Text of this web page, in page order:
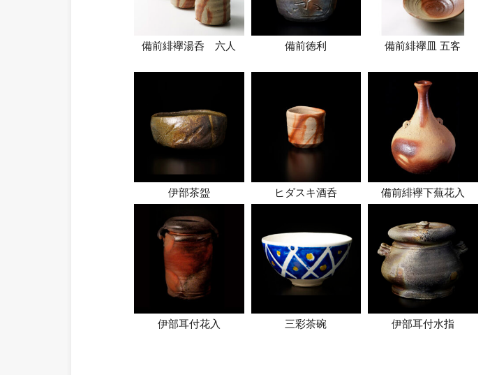
備前緋襷湯呑 六人 備前徳利 備前緋襷皿 五客
伊部茶盌 ヒダスキ酒呑 備前緋襷下蕪花入
伊部耳付花入 三彩茶碗 伊部耳付水指